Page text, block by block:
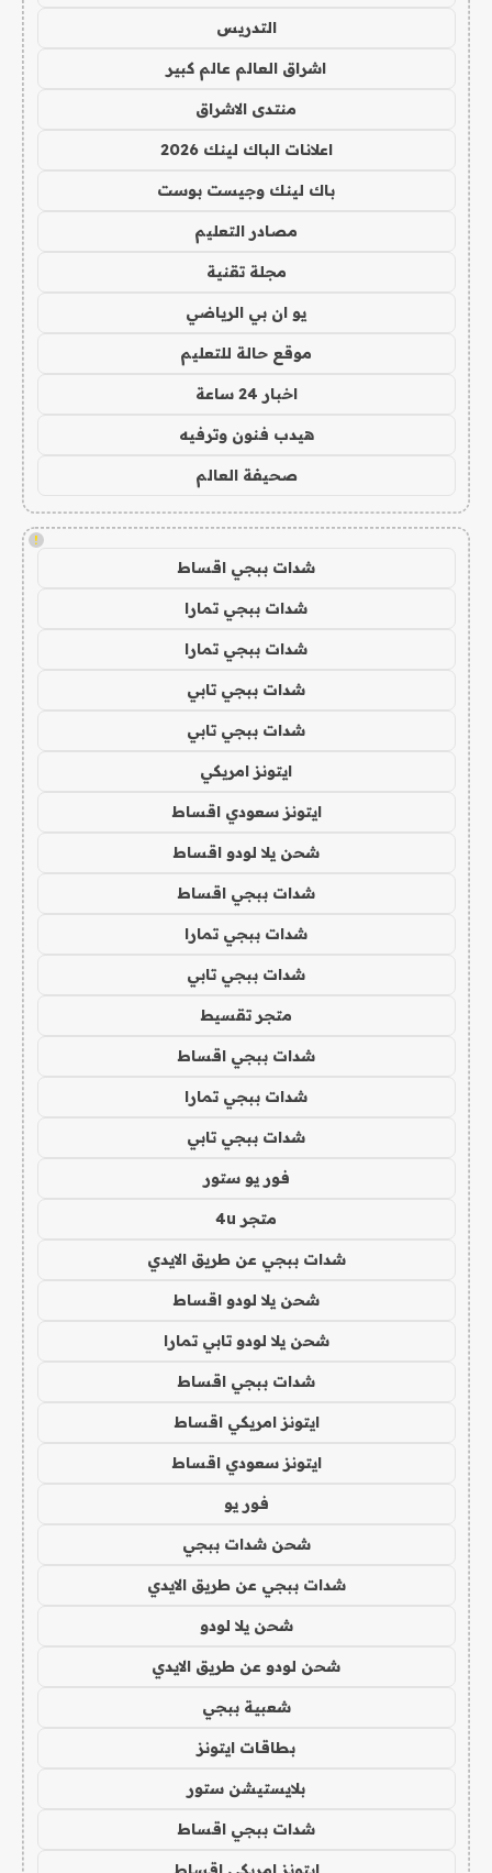
التدريس
اشراق العالم عالم كبير
منتدى الاشراق
اعلانات الباك لينك 2026
باك لينك وجيست بوست
مصادر التعليم
مجلة تقنية
يو ان بي الرياضي
موقع حالة للتعليم
اخبار 24 ساعة
هيدب فنون وترفيه
صحيفة العالم
!
شدات ببجي اقساط
شدات ببجي تمارا
شدات ببجي تمارا
شدات ببجي تابي
شدات ببجي تابي
ايتونز امريكي
ايتونز سعودي اقساط
شحن يلا لودو اقساط
شدات ببجي اقساط
شدات ببجي تمارا
شدات ببجي تابي
متجر تقسيط
شدات ببجي اقساط
شدات ببجي تمارا
شدات ببجي تابي
فور يو ستور
متجر 4u
شدات ببجي عن طريق الايدي
شحن يلا لودو اقساط
شحن يلا لودو تابي تمارا
شدات ببجي اقساط
ايتونز امريكي اقساط
ايتونز سعودي اقساط
فور يو
شحن شدات ببجي
شدات ببجي عن طريق الايدي
شحن يلا لودو
شحن لودو عن طريق الايدي
شعبية ببجي
بطاقات ايتونز
بلايستيشن ستور
شدات ببجي اقساط